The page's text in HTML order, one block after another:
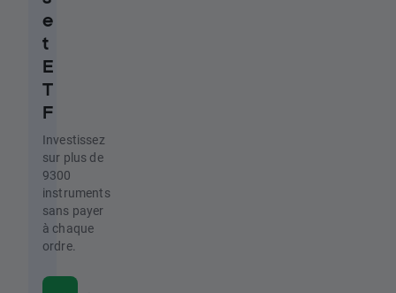
e
t
E
T
F
Investissez
sur plus de
9300
instruments
sans payer
à chaque
ordre.